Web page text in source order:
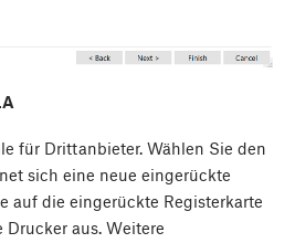
für Drittanbieter. Wählen Sie den
sich eine neue eingerückte
auf die eingerückte Registerkarte
aus. Weitere